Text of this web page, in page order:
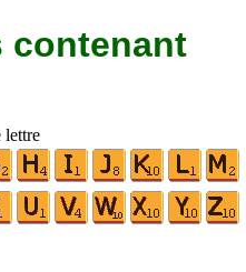
contenant
lettre